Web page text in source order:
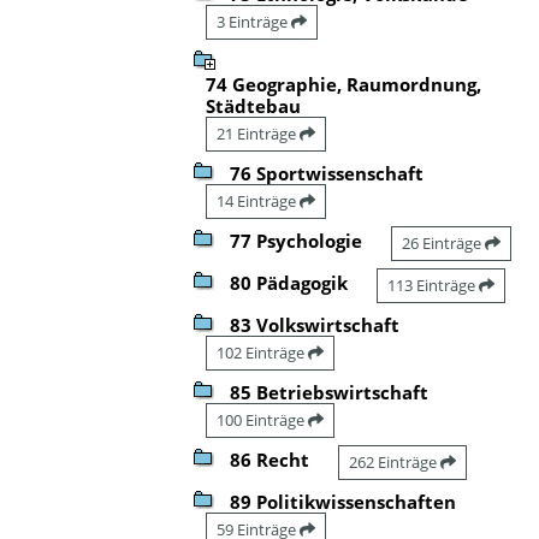
3 Einträge
74 Geographie, Raumordnung,
Städtebau
21 Einträge
76 Sportwissenschaft
14 Einträge
77 Psychologie 26 Einträge
80 Pädagogik 113 Einträge
83 Volkswirtschaft
102 Einträge
85 Betriebswirtschaft
100 Einträge
86 Recht 262 Einträge
89 Politikwissenschaften
59 Einträge